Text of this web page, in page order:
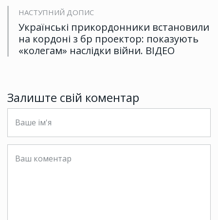
НАСТУПНИЙ ДОПИС
Українські прикордонники встановили
на кордоні з бр проектор: показують
«колегам» наслідки війни. ВІДЕО
Залиште свій коментар